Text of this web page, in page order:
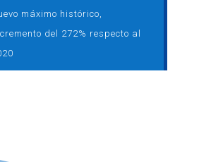
máximo histórico,
del 272% respecto al